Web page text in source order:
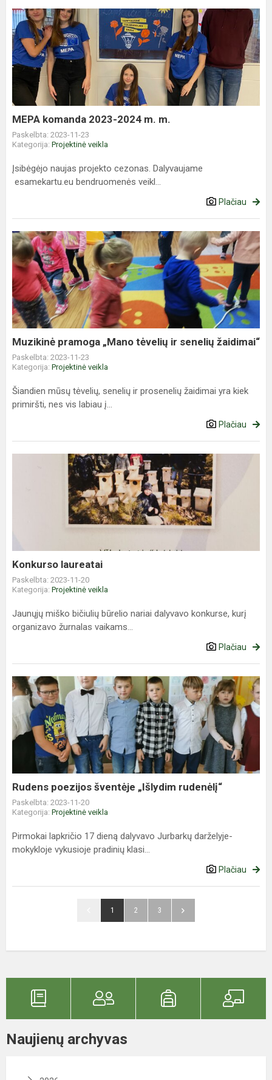
MEPA
komanda
2023-
2024
MEPA komanda 2023-2024 m. m.
Paskelbta: 2023-11-23
Kategorija: Projektinė veikla
Įsibėgėjo naujas projekto cezonas. Dalyvaujame
esamekartu.eu bendruomenės veikl...
Plačiau
Muzikinė
pramoga
„Mano
tėvelių
ir
senelių
žaidimai“
Muzikinė pramoga „Mano tėvelių ir senelių žaidimai“
Paskelbta: 2023-11-23
Kategorija: Projektinė veikla
Šiandien mūsų tėvelių, senelių ir prosenelių žaidimai yra kiek
primiršti, nes vis labiau į...
Plačiau
Konkurso laureatai
Paskelbta: 2023-11-20
Kategorija: Projektinė veikla
Jaunųjų miško bičiulių būrelio nariai dalyvavo konkurse, kurį
organizavo žurnalas vaikams...
Plačiau
Rudens
poezijos
šventėje
„Išlydim
rudenėlį“
Rudens poezijos šventėje „Išlydim rudenėlį“
Paskelbta: 2023-11-20
Kategorija: Projektinė veikla
Pirmokai lapkričio 17 dieną dalyvavo Jurbarkų darželyje-
mokykloje vykusioje pradinių klasi...
Plačiau
1 2 3
Naujienų archyvas